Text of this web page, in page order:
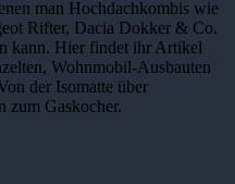
man Hochdachkombis wie
Rifter, Dacia Dokker & Co.
kann. Hier findet ihr Artikel
Wohnmobil-Ausbauten
der Isomatte über
zum Gaskocher.